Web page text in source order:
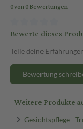
0 von 0 Bewertungen
Bewerte dieses
Teile deine
Bewertung
Weitere Produkte
Gesichtspflege -